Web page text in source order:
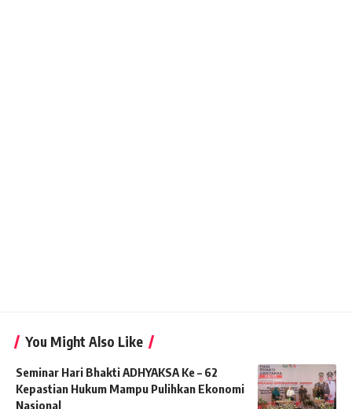
You Might Also Like
Seminar Hari Bhakti ADHYAKSA Ke – 62
Kepastian Hukum Mampu Pulihkan Ekonomi
Nasional